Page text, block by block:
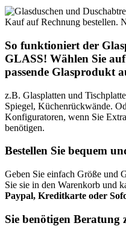
So funktioniert der
GLASS! Wählen Sie
passende Glasprodukt
z.B. Glasplatten und
Spiegel, Küchenrückwände.
Konfiguratoren, wenn Sie
benötigen.
Bestellen Sie bequem
Geben Sie einfach Größe und
Sie sie in den Warenkorb und
Paypal, Kreditkarte oder
Sie benötigen Beratung